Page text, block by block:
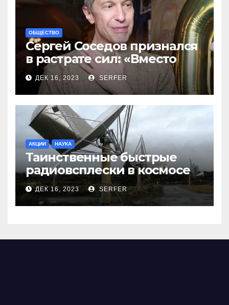
ОБЩЕСТВО
Сергей Соседов признался
в растрате сил: «Вместо
меня взяли Пригожина»
ДЕК 16, 2023 SERFER
АКЦИИ НАУКА
Таинственные быстрые
радиовсплески в космосе
сделались все более
странными
ДЕК 16, 2023 SERFER